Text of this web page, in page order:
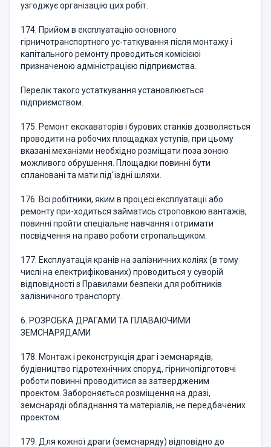
узгоджує організацію цих робіт.
174. Прийом в експлуатацію основного
гірничотранспортного ус-таткування після монтажу і
капітального ремонту проводиться комісієюі
призначеною адміністрацією підприємства.
Перелік такого устаткування установлюється
підприємством.
175. Ремонт екскаваторів і бурових станків дозволяється
проводити на робочих площадках уступів, при цьому
вказані механізми необхідно розміщати поза зоною
можливого обрушення. Площадки повинні бути
сплановані та мати під'їздні шляхи.
176. Всі робітники, яким в процесі експлуатації або
ремонту при-ходиться займатись строповкою вантажів,
повинні пройти спеціальне навчання і отримати
посвідчення на право роботи стропальщиком.
177. Експлуатація кранів на залізничних коліях (в тому
числі на електрифікованих) проводиться у суворій
відповідності з Правилами безпеки для робітників
залізничного транспорту.
6. РОЗРОБКА ДРАГАМИ ТА ПЛАВАЮЧИМИ
ЗЕМСНАРЯДАМИ
178. Монтаж і реконструкція драг і земснарядів,
будівництво гідротехнічних споруд, гірничопідготовчі
роботи повинні проводитися за затвердженим
проектом. Забороняється розміщення на дразі,
земснаряді обладнання та матеріалів, не передбачених
проектом.
179. Для кожної драги (земснаряду) відповідно до